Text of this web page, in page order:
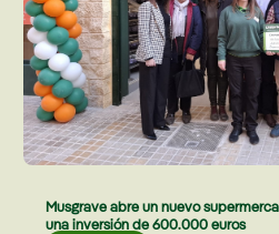
Musgrave abre un nuevo
una inversión de 600.000 euros